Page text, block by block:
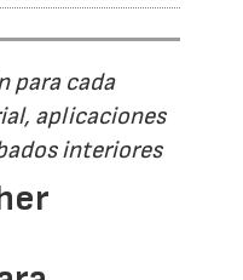
para cada
aplicaciones
interiores